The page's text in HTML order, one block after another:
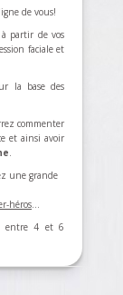
de vous!
partir de vos
faciale et
la base des
commenter
et ainsi avoir
.
une grande
héros…
entre 4 et 6